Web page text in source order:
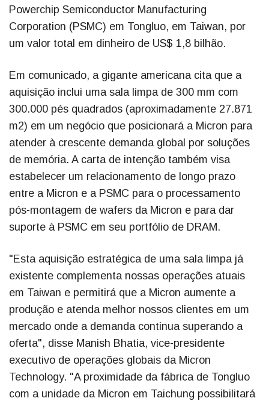
Powerchip Semiconductor Manufacturing
Corporation (PSMC) em Tongluo, em Taiwan, por
um valor total em dinheiro de US$ 1,8 bilhão.
Em comunicado, a gigante americana cita que a
aquisição inclui uma sala limpa de 300 mm com
300.000 pés quadrados (aproximadamente 27.871
m2) em um negócio que posicionará a Micron para
atender à crescente demanda global por soluções
de memória. A carta de intenção também visa
estabelecer um relacionamento de longo prazo
entre a Micron e a PSMC para o processamento
pós-montagem de wafers da Micron e para dar
suporte à PSMC em seu portfólio de DRAM.
"Esta aquisição estratégica de uma sala limpa já
existente complementa nossas operações atuais
em Taiwan e permitirá que a Micron aumente a
produção e atenda melhor nossos clientes em um
mercado onde a demanda continua superando a
oferta", disse Manish Bhatia, vice-presidente
executivo de operações globais da Micron
Technology. "A proximidade da fábrica de Tongluo
com a unidade da Micron em Taichung possibilitará